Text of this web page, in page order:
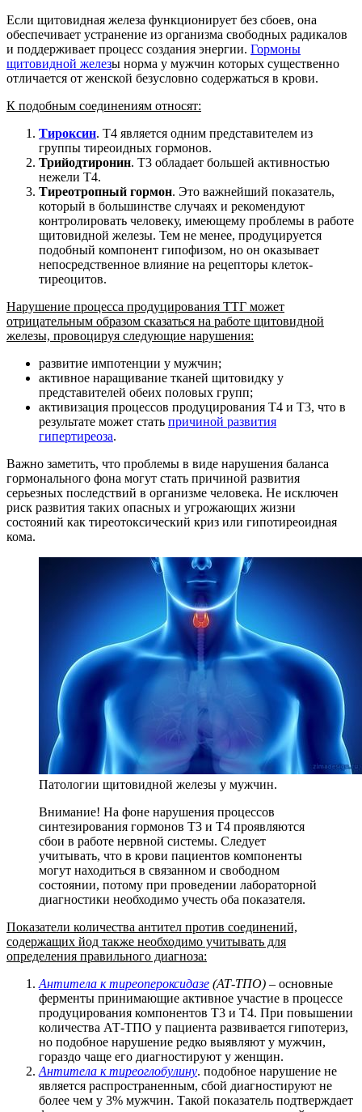
Если щитовидная железа функционирует без сбоев, она
обеспечивает устранение из организма свободных радикалов
и поддерживает процесс создания энергии. Гормоны
щитовидной железы норма у мужчин которых существенно
отличается от женской безусловно содержаться в крови.
К подобным соединениям относят:
Тироксин. Т4 является одним представителем из
группы тиреоидных гормонов.
Трийодтиронин. Т3 обладает большей активностью
нежели Т4.
Тиреотропный гормон. Это важнейший показатель,
который в большинстве случаях и рекомендуют
контролировать человеку, имеющему проблемы в работе
щитовидной железы. Тем не менее, продуцируется
подобный компонент гипофизом, но он оказывает
непосредственное влияние на рецепторы клеток-
тиреоцитов.
Нарушение процесса продуцирования ТТГ может
отрицательным образом сказаться на работе щитовидной
железы, провоцируя следующие нарушения:
развитие импотенции у мужчин;
активное наращивание тканей щитовидку у
представителей обеих половых групп;
активизация процессов продуцирования Т4 и Т3, что в
результате может стать причиной развития
гипертиреоза.
Важно заметить, что проблемы в виде нарушения баланса
гормонального фона могут стать причиной развития
серьезных последствий в организме человека. Не исключен
риск развития таких опасных и угрожающих жизни
состояний как тиреотоксический криз или гипотиреоидная
кома.
Патологии щитовидной железы у мужчин.
Внимание! На фоне нарушения процессов
синтезирования гормонов Т3 и Т4 проявляются
сбои в работе нервной системы. Следует
учитывать, что в крови пациентов компоненты
могут находиться в связанном и свободном
состоянии, потому при проведении лабораторной
диагностики необходимо учесть оба показателя.
Показатели количества антител против соединений,
содержащих йод также необходимо учитывать для
определения правильного диагноза:
Антитела к тиреопероксидазе (АТ-ТПО) – основные
ферменты принимающие активное участие в процессе
продуцирования компонентов Т3 и Т4. При повышении
количества АТ-ТПО у пациента развивается гипотериз,
но подобное нарушение редко выявляют у мужчин,
гораздо чаще его диагностируют у женщин.
Антитела к тиреоглобулину. подобное нарушение не
является распространенным, сбой диагностируют не
более чем у 3% мужчин. Такой показатель подтверждает